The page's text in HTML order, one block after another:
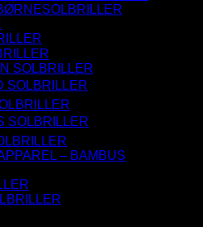
SOLBRILLER
SOLBRILLER
SOLBRILLER
– BAMBUS